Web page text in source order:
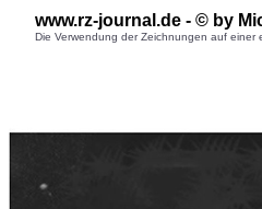
www.rz-journal.de - © by
Die Verwendung der Zeichnungen auf einer